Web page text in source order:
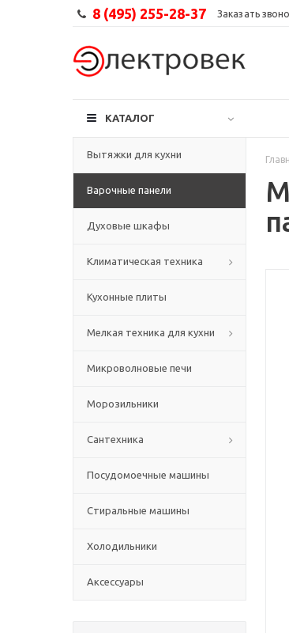
8 (495) 255-28-37 Заказать
КАТАЛОГ
Вытяжки для кухни
Варочные панели
Духовые шкафы
Климатическая техника
Кухонные плиты
Мелкая техника для кухни
Микроволновые печи
Морозильники
Сантехника
Посудомоечные машины
Стиральные машины
Холодильники
Аксессуары